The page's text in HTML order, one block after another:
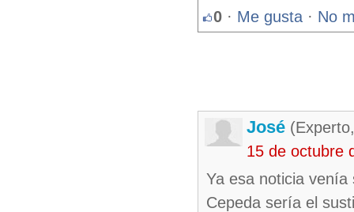
0 · Me gusta · No
José
15 de octubre
Ya esa noticia
Cepeda sería el